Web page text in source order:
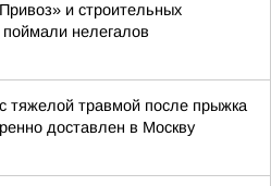
и строительных
нелегалов
тяжелой травмой после прыжка
доставлен в Москву